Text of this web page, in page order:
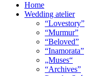
Home
Wedding atelier
“Lovestory”
“Murmur”
“Beloved”
“Inamorata”
„Muses“
“Archives”